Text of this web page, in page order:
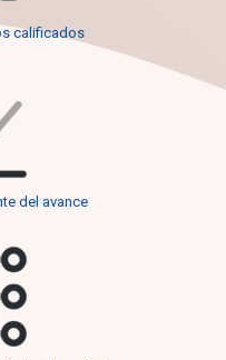
calificados
del avance